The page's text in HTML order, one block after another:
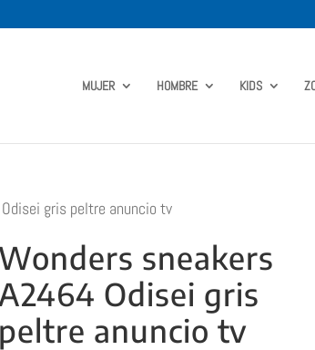
MUJER HOMBRE KIDS
gris peltre anuncio tv
Wonders sneakers
A2464 Odisei gris
peltre anuncio tv